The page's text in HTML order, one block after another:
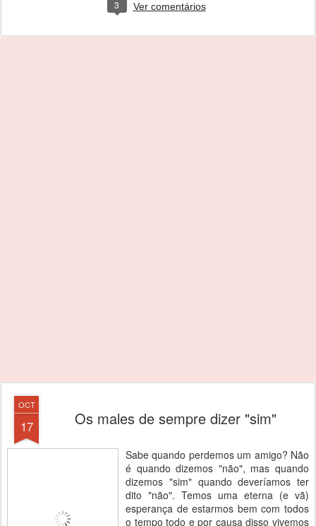
3 Ver comentários
OCT
17 Os males de sempre dizer "sim"
Sabe quando perdemos um amigo? Não
é quando dizemos "não", mas quando
dizemos "sim" quando deveríamos ter
dito "não". Temos uma eterna (e vã)
esperança de estarmos bem com todos
o tempo todo e por causa disso vivemos